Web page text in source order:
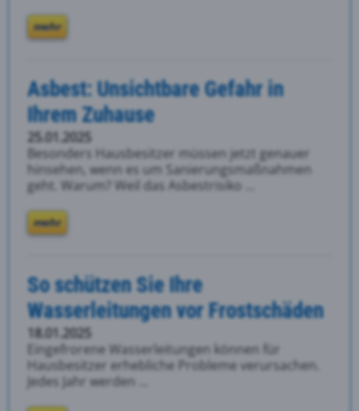
mehr
Asbest: Unsichtbare Gefahr in
Ihrem Zuhause
25.01.2025
Besonders Hausbesitzer müssen jetzt genauer
hinsehen, wenn es um Sanierungsmaßnahmen
geht. Warum? Weil das Asbestrisiko ...
mehr
So schützen Sie Ihre
Wasserleitungen vor Frostschäden
18.01.2025
Eingefrorene Wasserleitungen können für
Hausbesitzer erhebliche Probleme verursachen.
Jedes Jahr werden ...